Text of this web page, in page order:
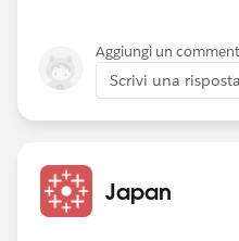
Aggiungi un
Scrivi una
Japan